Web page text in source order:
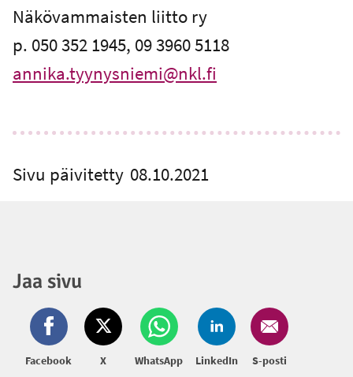
Näkövammaisten liitto ry
p. 050 352 1945, 09 3960 5118
annika.tyynysniemi@nkl.fi
Sivu päivitetty 08.10.2021
Jaa sivu
Facebook X WhatsApp LinkedIn S-posti